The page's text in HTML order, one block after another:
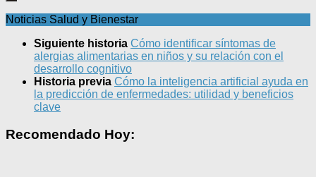
Noticias Salud y Bienestar
Siguiente historia Cómo identificar síntomas de
alergias alimentarias en niños y su relación con el
desarrollo cognitivo
Historia previa Cómo la inteligencia artificial ayuda en
la predicción de enfermedades: utilidad y beneficios
clave
Recomendado Hoy: